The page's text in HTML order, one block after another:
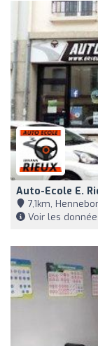
Auto-Ecole E.
7,1km,
Voir les